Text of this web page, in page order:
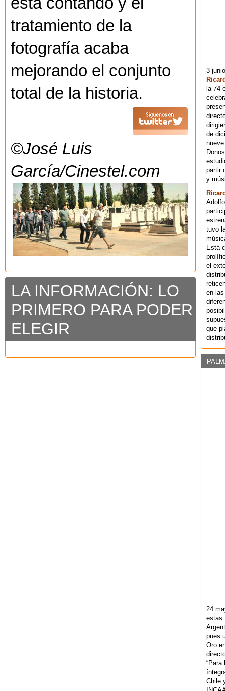
tratamiento de la
fotografía acaba
mejorando el conjunto
total de la historia.
©José Luis
García/Cinestel.com
LA INFORMACIÓN: LO
PRIMERO PARA PODER
ELEGIR
3
la 74
de
partir
y
tuvo
Está
el
en
que
24
estas
pues
Oro
“Para
Chile